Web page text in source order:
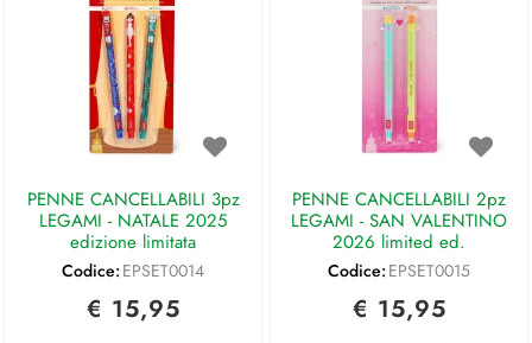
PENNE CANCELLABILI 3pz
LEGAMI - NATALE 2025
edizione limitata
Codice: EPSET0014
€ 15,95
PENNE CANCELLABILI 2pz
LEGAMI - SAN VALENTINO
2026 limited ed.
Codice: EPSET0015
€ 15,95